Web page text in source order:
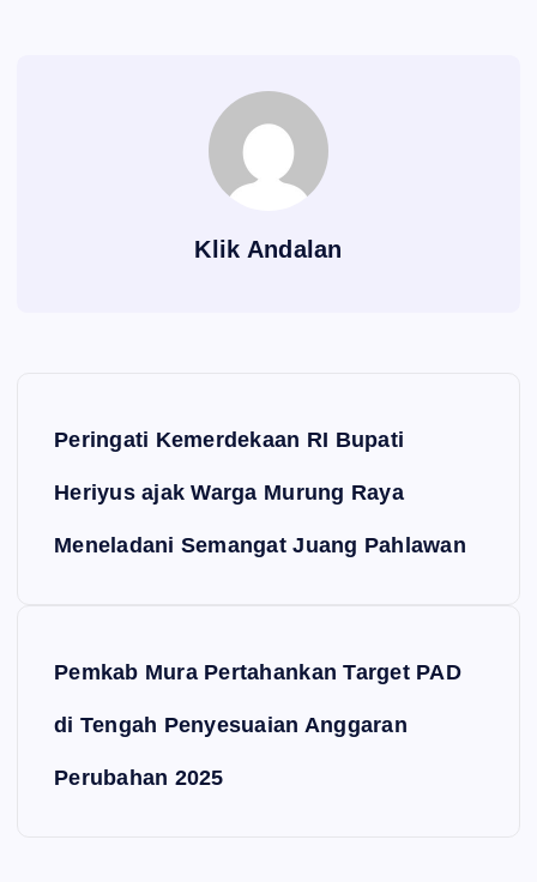
Klik Andalan
Peringati Kemerdekaan RI Bupati
Heriyus ajak Warga Murung Raya
Meneladani Semangat Juang Pahlawan
Pemkab Mura Pertahankan Target PAD
di Tengah Penyesuaian Anggaran
Perubahan 2025